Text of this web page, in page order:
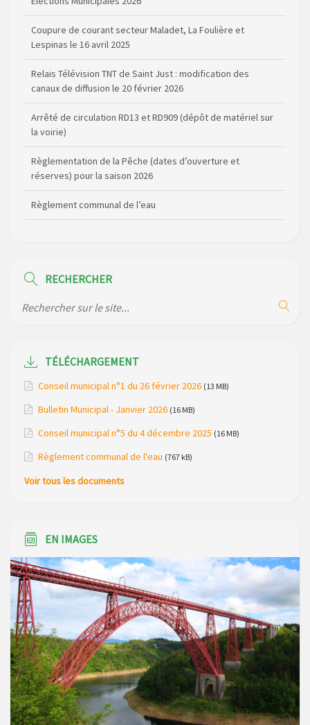
Coupure de courant secteur Maladet, La Foulière et
Relais Télévision TNT de Saint Just : modification des
Arrêté de circulation RD13 et RD909 (dépôt de matériel sur
Règlementation de la Pêche (dates d’ouverture et
Règlement communal de l’eau
Agenda Culturel de Saint Flour Communauté Janvier à Juin
Modification des horaires (et lieux) pour les permanences
de la gendarmerie
Maison des services de Ruynes en Margeride – programme
Modification de gestion du camping de Saint Just, ses
bungalows bois, ses chalets et sa piscine
Loubaresse le vendredi 20 mars 2026
2026
RECHERCHER
TÉLÉCHARGEMENT
Conseil municipal n°1 du 26 février 2026 (13 MB)
Bulletin Municipal - Janvier 2026 (16 MB)
Conseil municipal n°5 du 4 décembre 2025 (16 MB)
Règlement communal de l'eau (767 kB)
Voir tous les documents
EN IMAGES